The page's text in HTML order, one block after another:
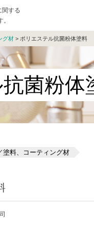
関する
グ材 > ポリエステル抗菌粉体塗料
菌粉体
塗料、コーティング材